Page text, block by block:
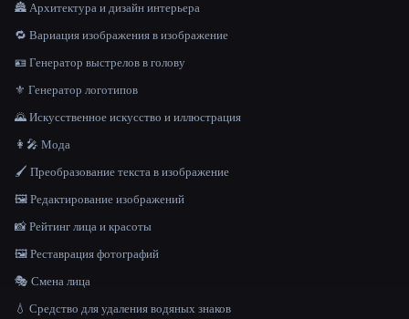
🏯 Архитектура и дизайн интерьера
🔁 Вариация изображения в изображение
🪪 Генератор выстрелов в голову
⚜️ Генератор логотипов
🌄 Искусственное искусство и иллюстрация
👩‍🎤 Мода
🖌️ Преобразование текста в изображение
🖼️ Редактирование изображений
📸 Рейтинг лица и красоты
🖼️ Реставрация фотографий
🎭 Смена лица
💧 Средство для удаления водяных знаков